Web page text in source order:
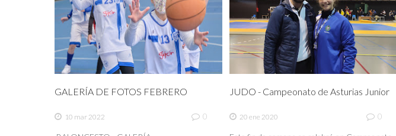
GALERÍA DE FOTOS FEBRERO
10 mar 2022 0
JUDO - Campeonato de Asturias Junior
20 ene 2020 0